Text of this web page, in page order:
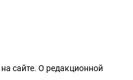
на сайте. О редакционной